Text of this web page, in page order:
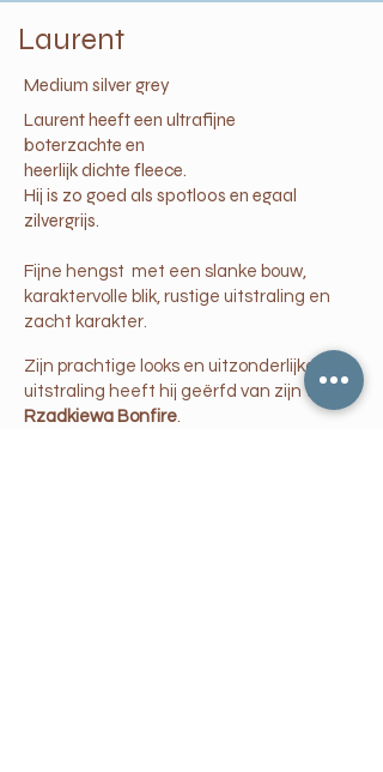
Laurent
Medium silver grey
Laurent heeft een ultrafijne
boterzachte en
heerlijk dichte fleece.
Hij is zo goed als spotloos en egaal
zilvergrijs.
Fijne hengst met een slanke bouw,
karaktervolle blik, rustige uitstraling en
zacht karakter.
Zijn prachtige looks en uitzonderlijke
uitstraling heeft hij geërfd van zijn vader
Rzadkiewa Bonfire.